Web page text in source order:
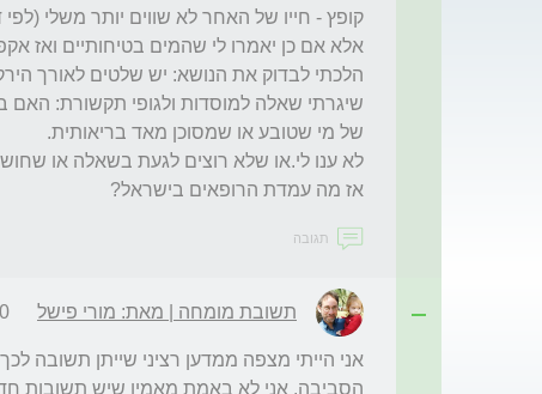
אז מה עמדת הרופאים בישראל?
תגובה
תשובת מומחה | מאת: מורי פישל